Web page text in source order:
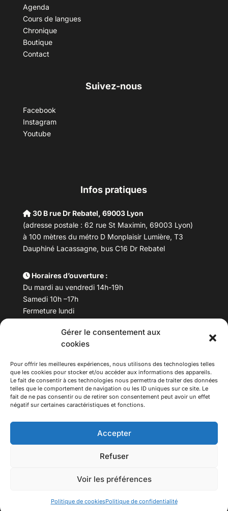
Gérer le consentement aux
cookies
Pour offrir les meilleures expériences, nous utilisons des technologies telles
que les cookies pour stocker et/ou accéder aux informations des appareils.
Le fait de consentir à ces technologies nous permettra de traiter des données
telles que le comportement de navigation ou les ID uniques sur ce site. Le
fait de ne pas consentir ou de retirer son consentement peut avoir un effet
négatif sur certaines caractéristiques et fonctions.
Accepter
Refuser
Voir les préférences
Politique de cookiesPolitique de confidentialité
Agenda
Cours de langues
Chronique
Boutique
Contact
Suivez-nous
Facebook
Instagram
Youtube
Infos pratiques
30 B rue Dr Rebatel, 69003 Lyon
(adresse postale : 62 rue St Maximin, 69003 Lyon)
à 100 mètres du métro D Monplaisir Lumière, T3
Dauphiné Lacassagne, bus C16 Dr Rebatel
Horaires d’ouverture :
Du mardi au vendredi 14h-19h
Samedi 10h –17h
Fermeture lundi
Téléphone : 04 78 53 06 40
maisondesculturesasiatiques@asiexpo.com
Tous droits réservés.